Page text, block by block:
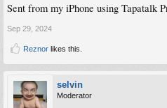
Sent from my iPhone using Tapatalk
Sep 29, 2024
Reznor likes this.
selvin
Moderator